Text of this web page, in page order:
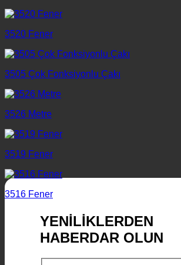
3520 Fener
3505 Çok Fonksiyonlu Çakı
3526 Metre
3519 Fener
3516 Fener
YENİLİKLERDEN
HABERDAR OLUN